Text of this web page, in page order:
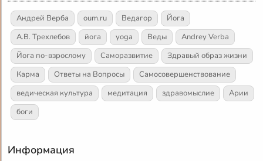
Андрей Верба oum.ru Ведагор
Йога
А.В. Трехлебов
йога yoga Веды
Andrey Verba
Йога по-взрослому
Саморазвитие
Здравый образ жизни
Карма
Ответы на Вопросы
Самосовершенствование
ведическая культура
медитация здравомыслие
Арии
боги
Информация